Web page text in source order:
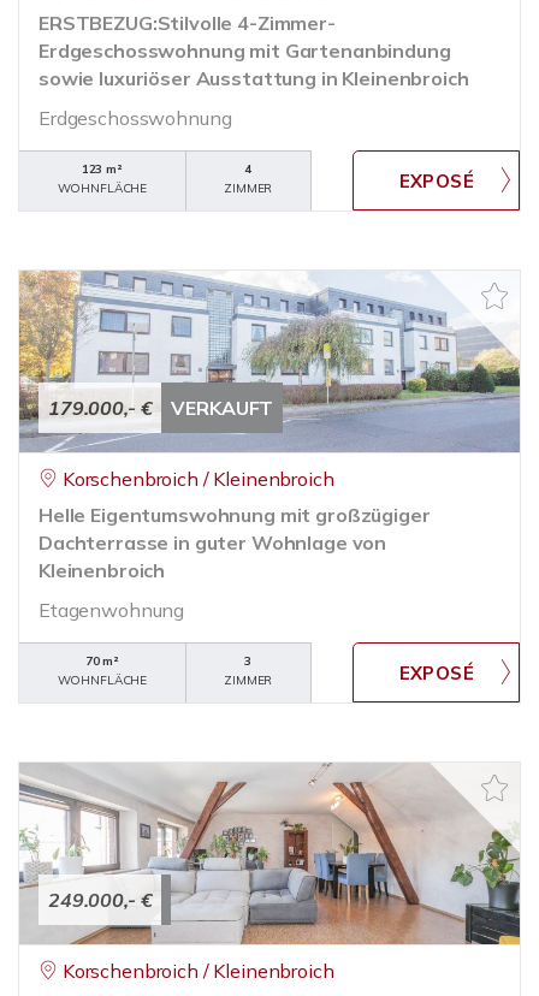
ERSTBEZUG:Stilvolle 4-Zimmer-
Erdgeschosswohnung mit Garten­anbindung
sowie luxuriöser Ausstattung in Kleinenbroich
Erdgeschosswohnung
123 m²
WOHNFLÄCHE
4
ZIMMER
179.000,- € VERKAUFT
Korschenbroich / Kleinenbroich
Helle Eigentumswohnung mit großzügiger
Dachterrasse in guter Wohnlage von
Kleinenbroich
Etagenwohnung
70 m²
WOHNFLÄCHE
3
ZIMMER
249.000,- €
Korschenbroich / Kleinenbroich